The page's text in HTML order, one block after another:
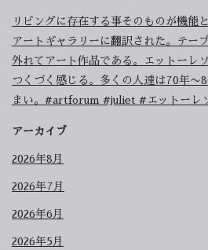
リビングに存在する事そのものが機能
アートギャラリーに翻訳された。テー
外れてアート作品である。エットーレ
つくづく感じる。多くの人達は70年〜
まい。#artforum #juliet #エットーレ
アーカイブ
2026年8月
2026年7月
2026年6月
2026年5月